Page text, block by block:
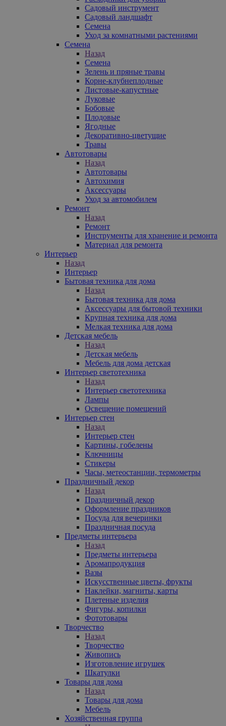
Садовый инструмент
Садовый ландшафт
Семена
Уход за комнатными растениями
Семена
Назад
Семена
Зелень и пряные травы
Корне-клубнеплодные
Листовые-капустные
Луковые
Бобовые
Плодовые
Ягодные
Декоративно-цветущие
Травы
Автотовары
Назад
Автотовары
Автохимия
Аксессуары
Уход за автомобилем
Ремонт
Назад
Ремонт
Инструменты для хранение и ремонта
Материал для ремонта
Интерьер
Назад
Интерьер
Бытовая техника для дома
Назад
Бытовая техника для дома
Аксессуары для бытовой техники
Крупная техника для дома
Мелкая техника для дома
Детская мебель
Назад
Детская мебель
Мебель для дома детская
Интерьер светотехника
Назад
Интерьер светотехника
Лампы
Освещение помещений
Интерьер стен
Назад
Интерьер стен
Картины, гобелены
Ключницы
Стикеры
Часы, метеостанции, термометры
Праздничный декор
Назад
Праздничный декор
Оформление праздников
Посуда для вечеринки
Праздничная посуда
Предметы интерьера
Назад
Предметы интерьера
Аромапродукция
Вазы
Искусственные цветы, фрукты
Наклейки, магниты, карты
Плетеные изделия
Фигуры, копилки
Фототовары
Творчество
Назад
Творчество
Живопись
Изготовление игрушек
Шкатулки
Товары для дома
Назад
Товары для дома
Мебель
Хозяйственная группа